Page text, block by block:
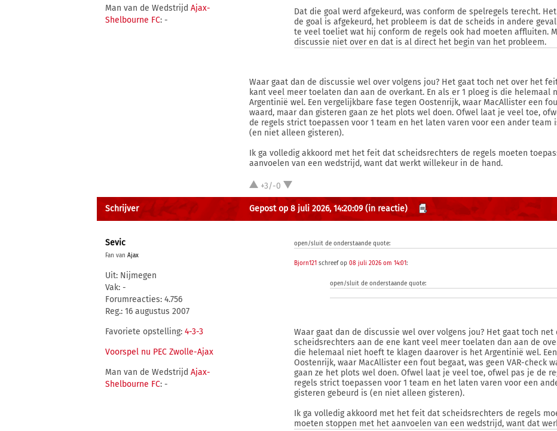
Man van de Wedstrijd Ajax-
Shelbourne FC: -
Dat die goal werd afgekeurd, was conform de spelregels terecht.
de goal is afgekeurd, het probleem is dat de scheids in andere
te veel toeliet wat hij conform de regels ook had moeten affluiten.
discussie niet over en dat is al direct het begin van het probleem.
Waar gaat dan de discussie wel over volgens jou? Het gaat toch net over het
kant veel meer toelaten dan aan de overkant. En als er 1 ploeg is die
Argentinië wel. Een vergelijkbare fase tegen Oostenrijk, waar MacAllister een
waard, maar dan gisteren gaan ze het plots wel doen. Ofwel laat je veel toe,
de regels strict toepassen voor 1 team en het laten varen voor een ander team
(en niet alleen gisteren).
Ik ga volledig akkoord met het feit dat scheidsrechters de regels moeten
aanvoelen van een wedstrijd, want dat werkt willekeur in de hand.
+3/-0
Schrijver Gepost op 8 juli 2026, 14:20:09 (in reactie)
Sevic
Fan van Ajax
Uit: Nijmegen
Vak: -
Forumreacties: 4.756
Reg.: 16 augustus 2007
Favoriete opstelling: 4-3-3
Voorspel nu PEC Zwolle-Ajax
Man van de Wedstrijd Ajax-
Shelbourne FC: -
open/sluit de onderstaande quote:
Bjorn121 schreef op08 juli 2026 om 14:01:
open/sluit de onderstaande quote:
Waar gaat dan de discussie wel over volgens jou? Het gaat toch
scheidsrechters aan de ene kant veel meer toelaten dan aan de
die helemaal niet hoeft te klagen daarover is het Argentinië wel.
Oostenrijk, waar MacAllister een fout begaat, was geen VAR-check
gaan ze het plots wel doen. Ofwel laat je veel toe, ofwel pas je de
regels strict toepassen voor 1 team en het laten varen voor een
gisteren gebeurd is (en niet alleen gisteren).
Ik ga volledig akkoord met het feit dat scheidsrechters de regels
moeten stoppen met het aanvoelen van een wedstrijd, want dat